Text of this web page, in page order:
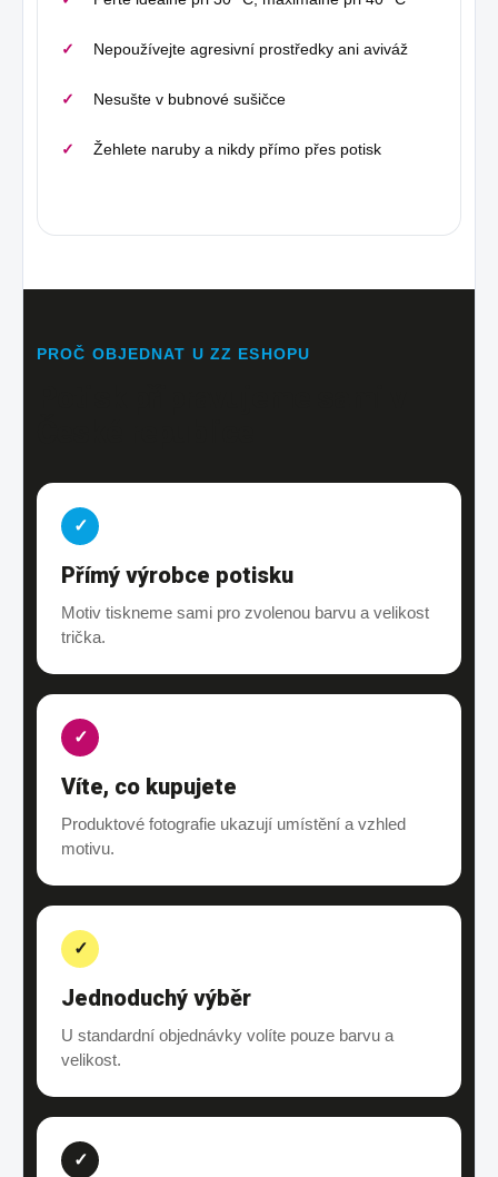
Nepoužívejte agresivní prostředky ani aviváž
Nesušte v bubnové sušičce
Žehlete naruby a nikdy přímo přes potisk
PROČ OBJEDNAT U ZZ ESHOPU
✓
Přímý výrobce potisku
Motiv tiskneme sami pro zvolenou barvu a velikost
trička.
✓
Víte, co kupujete
Produktové fotografie ukazují umístění a vzhled
motivu.
✓
Jednoduchý výběr
U standardní objednávky volíte pouze barvu a
velikost.
✓